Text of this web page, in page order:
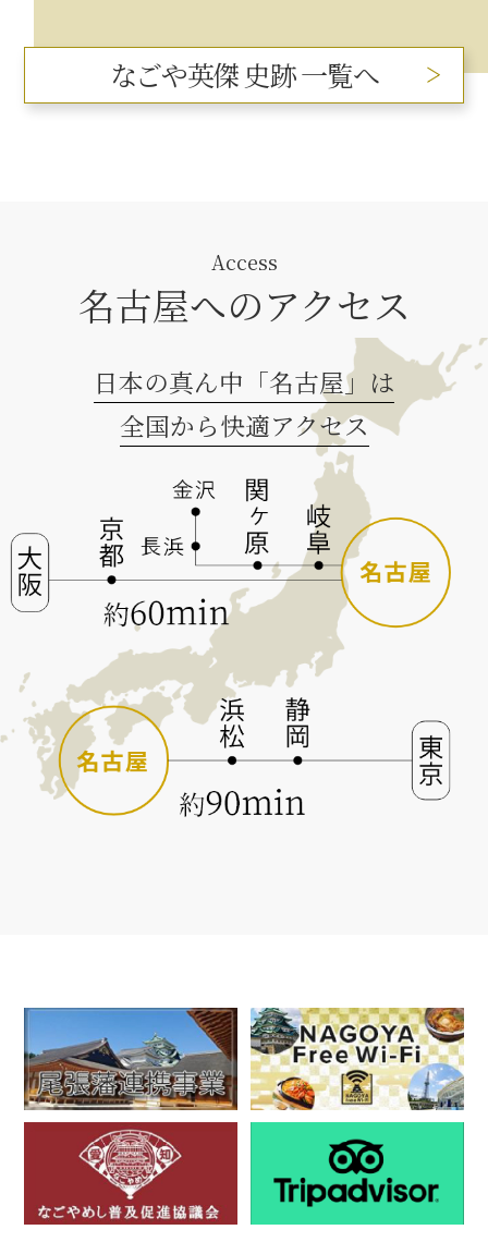
なごや英傑 史跡 一覧へ
Access
名古屋へのアクセス
日本の真ん中「名古屋」は
全国から快適アクセス